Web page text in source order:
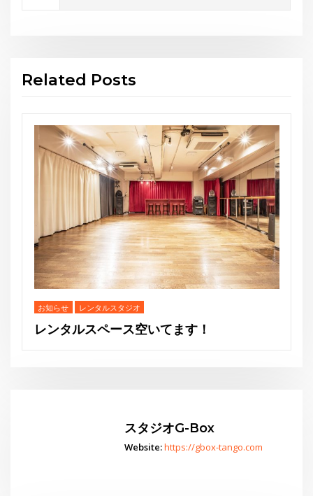
Related Posts
お知らせ
THE GEORGE’S SHOW WINTER
スタジオG-Box
Website:https://gbox-tango.com
スタジオからお知らせ